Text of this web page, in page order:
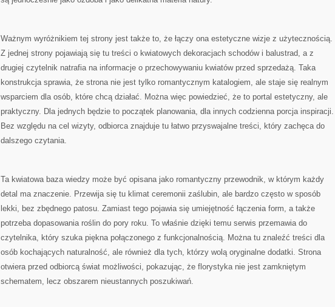
Ważnym wyróżnikiem tej strony jest także to, że łączy ona estetyczne wizje z użytecznością.
Z jednej strony pojawiają się tu treści o kwiatowych dekoracjach schodów i balustrad, a z
drugiej czytelnik natrafia na informacje o przechowywaniu kwiatów przed sprzedażą. Taka
konstrukcja sprawia, że strona nie jest tylko romantycznym katalogiem, ale staje się realnym
wsparciem dla osób, które chcą działać. Można więc powiedzieć, że to portal estetyczny, ale
praktyczny. Dla jednych będzie to początek planowania, dla innych codzienna porcja inspiracji.
Bez względu na cel wizyty, odbiorca znajduje tu łatwo przyswajalne treści, który zachęca do
dalszego czytania.
Ta kwiatowa baza wiedzy może być opisana jako romantyczny przewodnik, w którym każdy
detal ma znaczenie. Przewija się tu klimat ceremonii zaślubin, ale bardzo często w sposób
lekki, bez zbędnego patosu. Zamiast tego pojawia się umiejętność łączenia form, a także
potrzeba dopasowania roślin do pory roku. To właśnie dzięki temu serwis przemawia do
czytelnika, który szuka piękna połączonego z funkcjonalnością. Można tu znaleźć treści dla
osób kochających naturalność, ale również dla tych, którzy wolą oryginalne dodatki. Strona
otwiera przed odbiorcą świat możliwości, pokazując, że florystyka nie jest zamkniętym
schematem, lecz obszarem nieustannych poszukiwań.